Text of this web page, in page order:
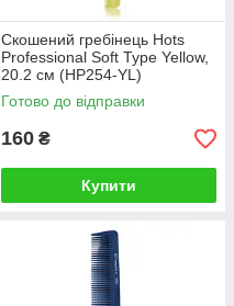
Скошений гребінець Hots
Professional Soft Type Yellow,
20.2 см (HP254-YL)
Готово до відправки
160 ₴
Купити